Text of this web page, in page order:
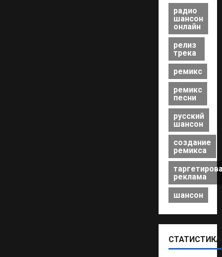
радио
шансон
онлайн
релиз
трека
ремикс
ремикс
песни
русский
шансон
создание
ремикса
реклама
шансон
СТАТИСТИКА